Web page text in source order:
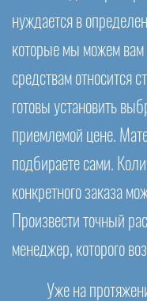
нуждается в
которые мы можем
средствам относится
готовы установить
приемлемой цене.
подбираете сами.
конкретного заказа
Произвести точный
менеджер, которого
Уже на